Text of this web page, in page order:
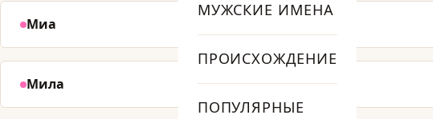
МУЖСКИЕ ИМЕНА
ПРОИСХОЖДЕНИЕ
ПОПУЛЯРНЫЕ
Миа
Мила № 33 Маверик